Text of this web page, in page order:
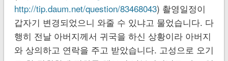
http://tip.daum.net/question/83468043) 촬영일정이
갑자기 변경되었으니 와줄 수 있냐고 물었습니다. 다
행히 전날 아버지께서 귀국을 하신 상황이라 아버지
와 상의하고 연락을 주고 받았습니다. 고성으로 오기